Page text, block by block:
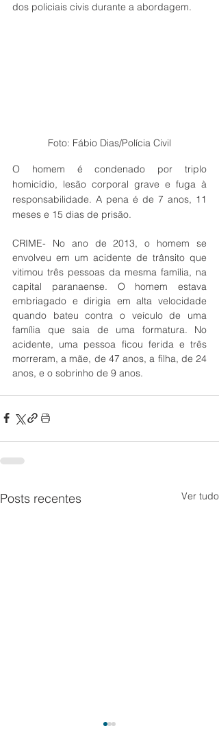
dos policiais civis durante a abordagem.
Foto: Fábio Dias/Polícia Civil
O homem é condenado por triplo
homicídio, lesão corporal grave e fuga à
responsabilidade. A pena é de 7 anos, 11
meses e 15 dias de prisão.
CRIME- No ano de 2013, o homem se
envolveu em um acidente de trânsito que
vitimou três pessoas da mesma família, na
capital paranaense. O homem estava
embriagado e dirigia em alta velocidade
quando bateu contra o veículo de uma
família que saia de uma formatura. No
acidente, uma pessoa ficou ferida e três
morreram, a mãe, de 47 anos, a filha, de 24
anos, e o sobrinho de 9 anos.
Posts recentes Ver tudo